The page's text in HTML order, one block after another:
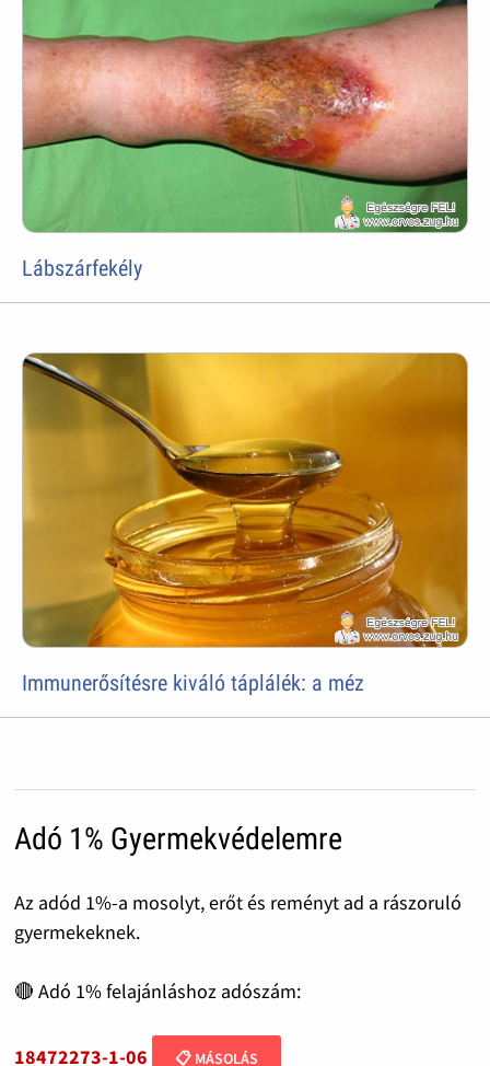
Lábszárfekély
Immunerősítésre kiváló táplálék: a méz
Adó 1% Gyermekvédelemre
Az adód 1%-a mosolyt, erőt és reményt ad a rászoruló
gyermekeknek.
🔴 Adó 1% felajánláshoz adószám:
18472273-1-06 📋 MÁSOLÁS